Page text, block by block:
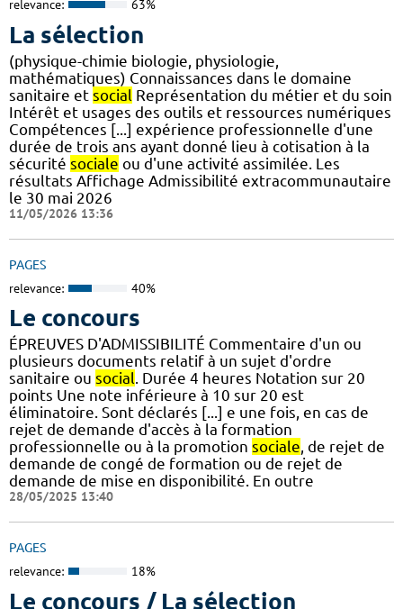
relevance: 63%
La sélection
(physique-chimie biologie, physiologie,
mathématiques) Connaissances dans le domaine
sanitaire et social Représentation du métier et du soin
Intérêt et usages des outils et ressources numériques
Compétences [...] expérience professionnelle d'une
durée de trois ans ayant donné lieu à cotisation à la
sécurité sociale ou d'une activité assimilée. Les
résultats Affichage Admissibilité extracommunautaire
le 30 mai 2026
11/05/2026 13:36
PAGES
relevance: 40%
Le concours
ÉPREUVES D'ADMISSIBILITÉ Commentaire d'un ou
plusieurs documents relatif à un sujet d'ordre
sanitaire ou social. Durée 4 heures Notation sur 20
points Une note inférieure à 10 sur 20 est
éliminatoire. Sont déclarés [...] e une fois, en cas de
rejet de demande d'accès à la formation
professionnelle ou à la promotion sociale, de rejet de
demande de congé de formation ou de rejet de
demande de mise en disponibilité. En outre
28/05/2025 13:40
PAGES
relevance: 18%
Le concours / La sélection